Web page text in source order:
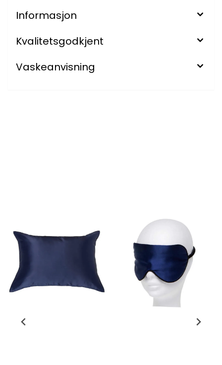
Informasjon
Kvalitetsgodkjent
Vaskeanvisning